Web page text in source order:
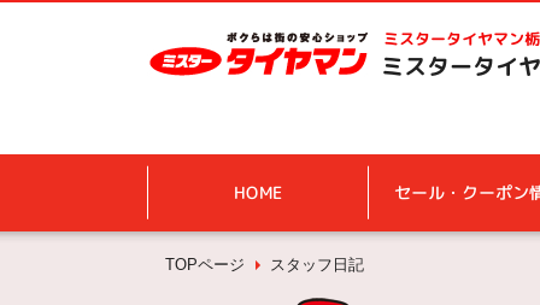
ミスタータイヤマン
ミスタータイ
HOME セール・クーポン
TOPページ スタッフ日記